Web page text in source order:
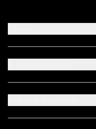
FAQ
Métodos de pagamento
Cartão oferta físico
Cartão oferta empresas
Site Map
Seguir encomenda
Programa de Fidelidade
Juntar Sephora